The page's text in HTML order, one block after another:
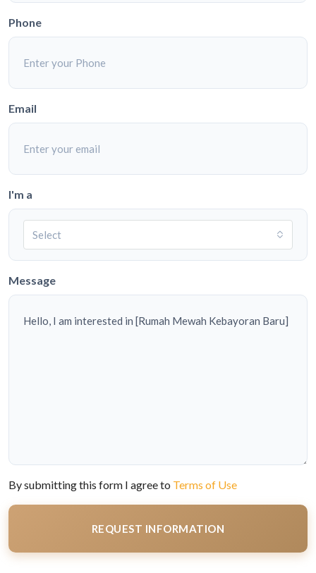
Phone
Email
I'm a
Select
Message
By submitting this form I agree to Terms of Use
REQUEST INFORMATION